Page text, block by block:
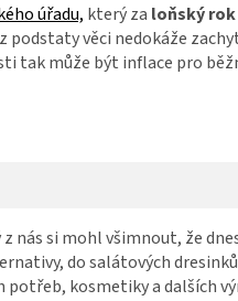
úřadu, který za loňský
věci nedokáže
tak může být inflace pro
z nás si mohl všimnout, že
do salátových
potřeb, kosmetiky a dalších